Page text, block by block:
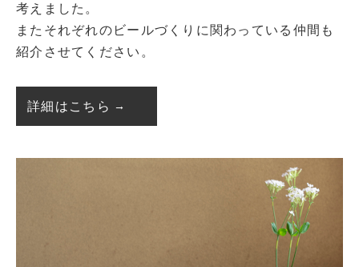
考えました。
またそれぞれのビールづくりに関わっている仲間も
紹介させてください。
詳細はこちら